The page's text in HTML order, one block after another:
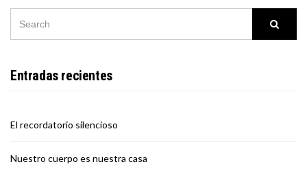
Entradas recientes
El recordatorio silencioso
Nuestro cuerpo es nuestra casa